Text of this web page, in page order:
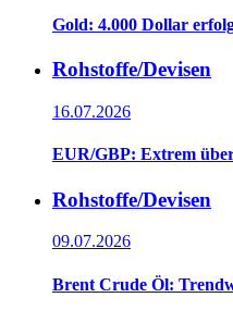
Gold: 4.000 Dollar
Rohstoffe/Devisen
16.07.2026
EUR/GBP: Extrem
Rohstoffe/Devisen
09.07.2026
Brent Crude Öl: